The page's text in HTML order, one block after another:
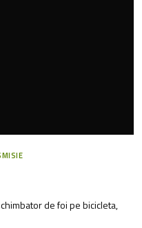
de foi pe bicicleta,